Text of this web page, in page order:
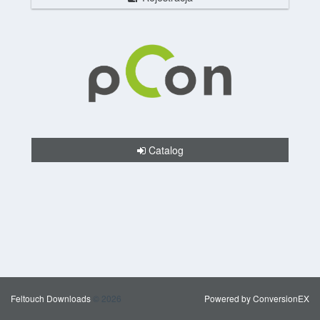
Catalog
Feltouch Downloads © 2026 Powered by ConversionEX